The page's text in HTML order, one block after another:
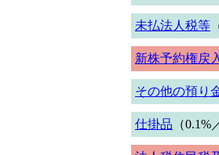
未払法人税等
新株予約権戻
その他の預り
仕掛品 （0.1%